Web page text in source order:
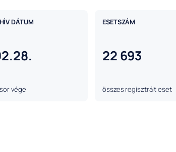
DÁTUM
vége
ESETSZÁM
22 693
összes regisztrált eset